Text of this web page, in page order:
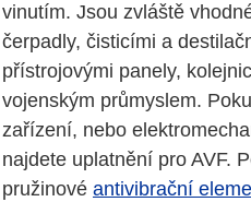
vinutím. Jsou zvláště
čerpadly, čisticími a
přístrojovými panely,
vojenským průmyslem.
zařízení, nebo
najdete uplatnění pro AVF.
pružinové antivibrační